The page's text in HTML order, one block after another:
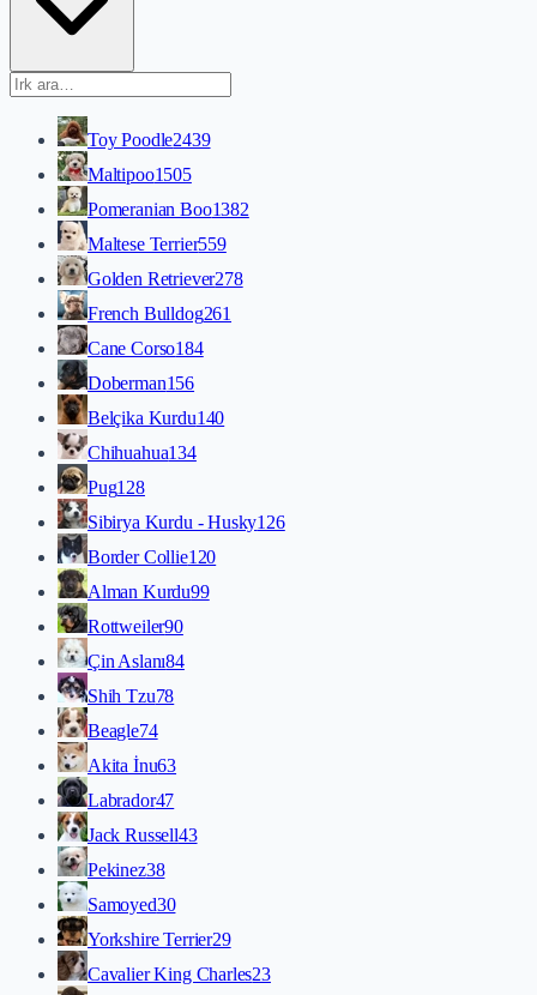
Toy Poodle2439
Maltipoo1505
Pomeranian Boo1382
Maltese Terrier559
Golden Retriever278
French Bulldog261
Cane Corso184
Doberman156
Belçika Kurdu140
Chihuahua134
Pug128
Sibirya Kurdu - Husky126
Border Collie120
Alman Kurdu99
Rottweiler90
Çin Aslanı84
Shih Tzu78
Beagle74
Akita İnu63
Labrador47
Jack Russell43
Pekinez38
Samoyed30
Yorkshire Terrier29
Cavalier King Charles23